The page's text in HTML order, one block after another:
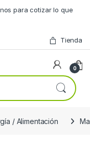
para cotizar lo que
Tienda
0
/ Alimentación